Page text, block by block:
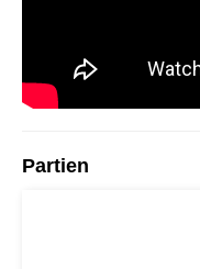
Partien